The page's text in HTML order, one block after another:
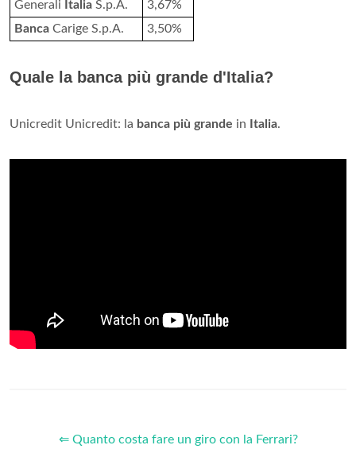
Generali Italia S.p.A.
3,67%
Banca Carige S.p.A. 3,50%
Quale la banca più grande d'Italia?
Unicredit Unicredit: la banca più grande in Italia.
⇐ Quanto costa fare un giro con la Ferrari?